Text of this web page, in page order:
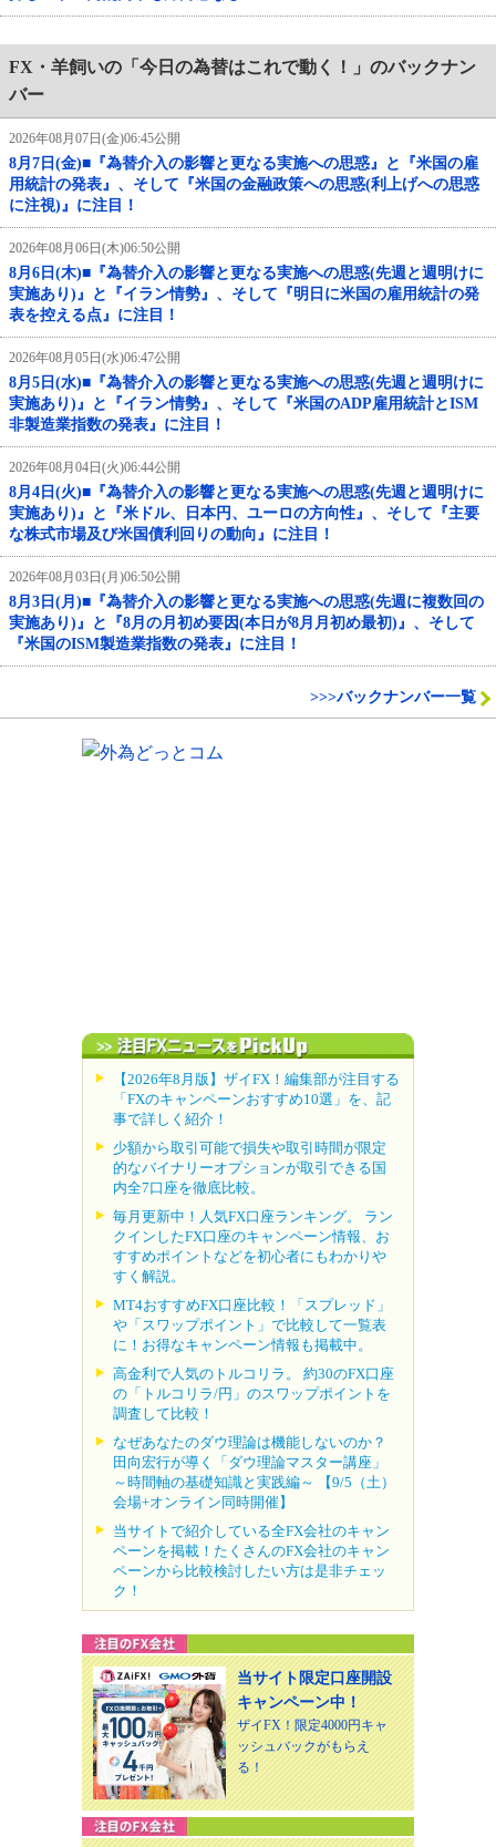
FX・羊飼いの「今日の為替はこれで動く！」のバックナン
バー
2026年08月07日(金)06:45公開
8月7日(金)■『為替介入の影響と更なる実施への思惑』と『米国の雇
用統計の発表』、そして『米国の金融政策への思惑(利上げへの思惑
に注視)』に注目！
2026年08月06日(木)06:50公開
8月6日(木)■『為替介入の影響と更なる実施への思惑(先週と週明けに
実施あり)』と『イラン情勢』、そして『明日に米国の雇用統計の発
表を控える点』に注目！
2026年08月05日(水)06:47公開
8月5日(水)■『為替介入の影響と更なる実施への思惑(先週と週明けに
実施あり)』と『イラン情勢』、そして『米国のADP雇用統計とISM
非製造業指数の発表』に注目！
2026年08月04日(火)06:44公開
8月4日(火)■『為替介入の影響と更なる実施への思惑(先週と週明けに
実施あり)』と『米ドル、日本円、ユーロの方向性』、そして『主要
な株式市場及び米国債利回りの動向』に注目！
2026年08月03日(月)06:50公開
8月3日(月)■『為替介入の影響と更なる実施への思惑(先週に複数回の
実施あり)』と『8月の月初め要因(本日が8月月初め最初)』、そして
『米国のISM製造業指数の発表』に注目！
>>>バックナンバー一覧
【2026年8月版】ザイFX！編集部が注目する
「FXのキャンペーンおすすめ10選」を、記
事で詳しく紹介！
少額から取引可能で損失や取引時間が限定
的なバイナリーオプションが取引できる国
内全7口座を徹底比較。
毎月更新中！人気FX口座ランキング。 ラン
クインしたFX口座のキャンペーン情報、お
すすめポイントなどを初心者にもわかりや
すく解説。
MT4おすすめFX口座比較！「スプレッド」
や「スワップポイント」で比較して一覧表
に！お得なキャンペーン情報も掲載中。
高金利で人気のトルコリラ。 約30のFX口座
の「トルコリラ/円」のスワップポイントを
調査して比較！
なぜあなたのダウ理論は機能しないのか？
田向宏行が導く「ダウ理論マスター講座」
～時間軸の基礎知識と実践編～ 【9/5（土）
会場+オンライン同時開催】
当サイトで紹介している全FX会社のキャン
ペーンを掲載！たくさんのFX会社のキャン
ペーンから比較検討したい方は是非チェッ
ク！
当サイト限定口座開設
キャンペーン中！
ザイFX！限定4000円キャ
ッシュバックがもらえ
る！